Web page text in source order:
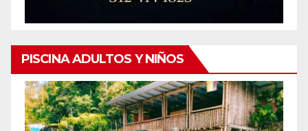
PISCINA ADULTOS Y NIÑOS